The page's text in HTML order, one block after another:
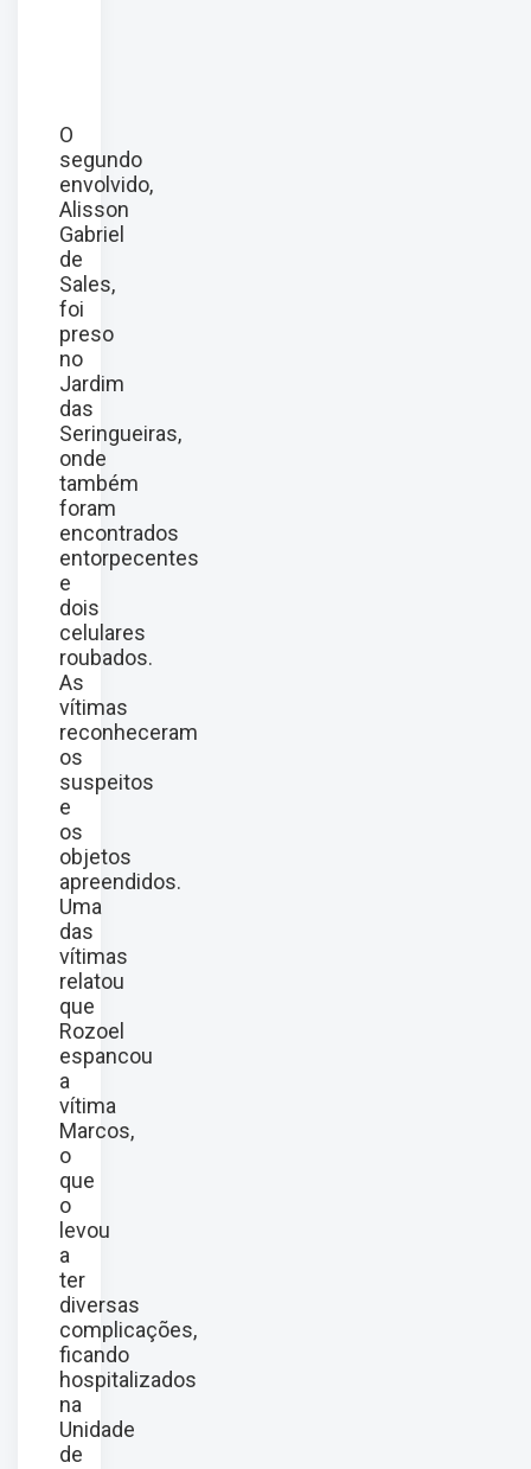
O
segundo
envolvido,
Alisson
Gabriel
de
Sales,
foi
preso
no
Jardim
das
Seringueiras,
onde
também
foram
encontrados
entorpecentes
e
dois
celulares
roubados.
As
vítimas
reconheceram
os
suspeitos
e
os
objetos
apreendidos.
Uma
das
vítimas
relatou
que
Rozoel
espancou
a
vítima
Marcos,
o
que
o
levou
a
ter
diversas
complicações,
ficando
hospitalizados
na
Unidade
de